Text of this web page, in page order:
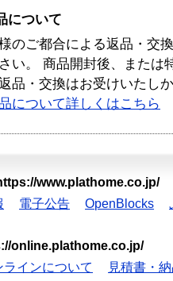
について
のご都合による返品・交
い。 商品開封後、または
品・交換はお受けいたし
について詳しくはこちら
www.plathome.co.jp/
電子公告 OpenBlocks
online.plathome.co.jp/
インについて
見積書・